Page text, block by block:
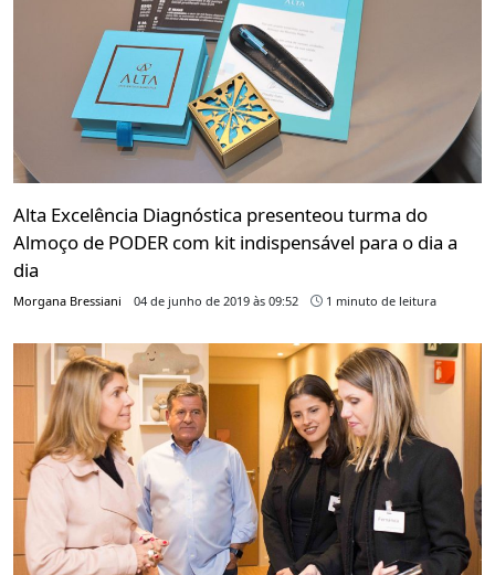
Alta Excelência Diagnóstica presenteou turma do
Almoço de PODER com kit indispensável para o dia a
dia
Morgana Bressiani 04 de junho de 2019 às 09:52 1 minuto de leitura